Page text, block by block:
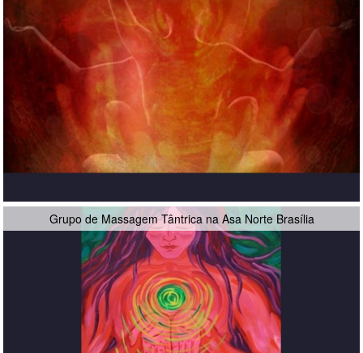
Grupo de Massagem Tântrica na Asa Norte Brasília